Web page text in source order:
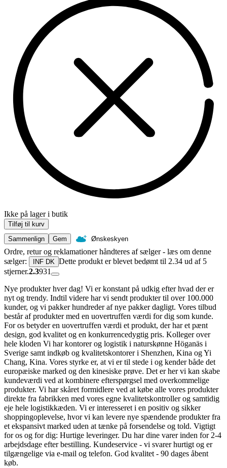
Ikke på lager i butik
Tilføj til kurv
Sammenlign
Gem Ønskeskyen
Ordre, retur og reklamationer håndteres af sælger - læs om denne
sælger:
INF DK Dette produkt er blevet bedømt til 2.34 ud af 5
stjerner.2.3931
Nye produkter hver dag! Vi er konstant på udkig efter hvad der er
nyt og trendy. Indtil videre har vi sendt produkter til over 100.000
kunder, og vi pakker hundreder af nye pakker dagligt. Vores tilbud
består af produkter med en uovertruffen værdi for dig som kunde.
For os betyder en uovertruffen værdi et produkt, der har et pænt
design, god kvalitet og en konkurrencedygtig pris. Kolleger over
hele kloden Vi har kontorer og logistik i naturskønne Höganäs i
Sverige samt indkøb og kvalitetskontorer i Shenzhen, Kina og Yi
Chang, Kina. Vores styrke er, at vi er til stede i og kender både det
europæiske marked og den kinesiske prøve. Det er her vi kan skabe
kundeværdi ved at kombinere efterspørgsel med overkommelige
produkter. Vi har skåret formidlere ved at købe alle vores produkter
direkte fra fabrikken med vores egne kvalitetskontroller og samtidig
eje hele logistikkæden. Vi er interesseret i en positiv og sikker
shoppingoplevelse, hvor vi kan levere nye spændende produkter fra
et ekspansivt marked uden at tænke på forsendelse og told. Vigtigt
for os og for dig: Hurtige leveringer. Du har dine varer inden for 2-4
arbejdsdage efter bestilling. Kundeservice - vi svarer hurtigt og er
tilgængelige via e-mail og telefon. God kvalitet - 90 dages åbent
køb.